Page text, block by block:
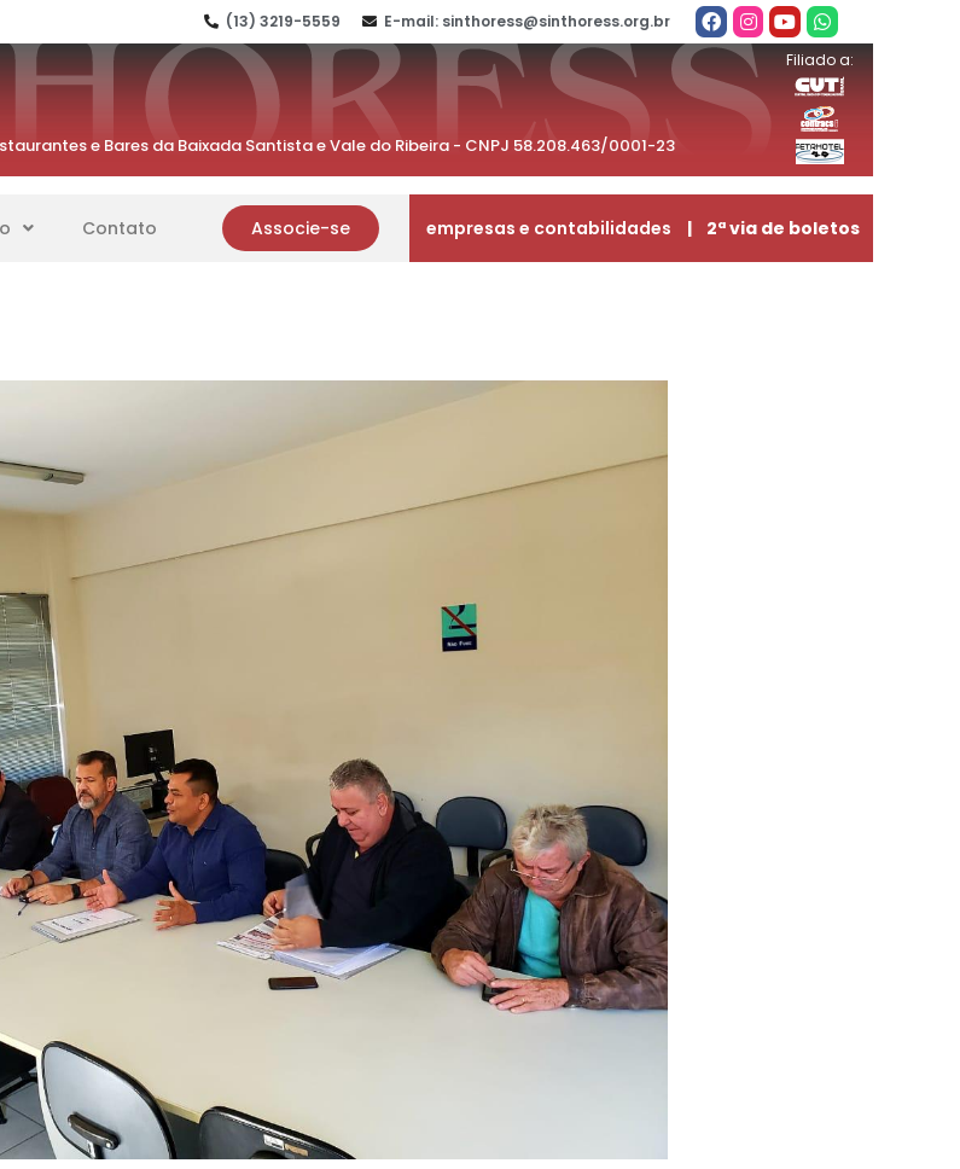
(13) 3219-5559 E-mail: sinthoress@sinthoress.org.br
e Bares da Baixada Santista e Vale do Ribeira - CNPJ 58.208.463/0001-23
Filiado a:
Contato Associe-se empresas e contabilidades | 2ª via de boletos